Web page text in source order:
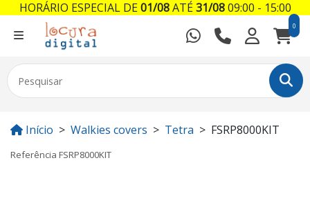
0
Início Walkies covers Tetra FSRP8000KIT
Referência FSRP8000KIT
HORÁRIO ESPECIAL DE01/08ATÉ31/0809:00 - 15:00